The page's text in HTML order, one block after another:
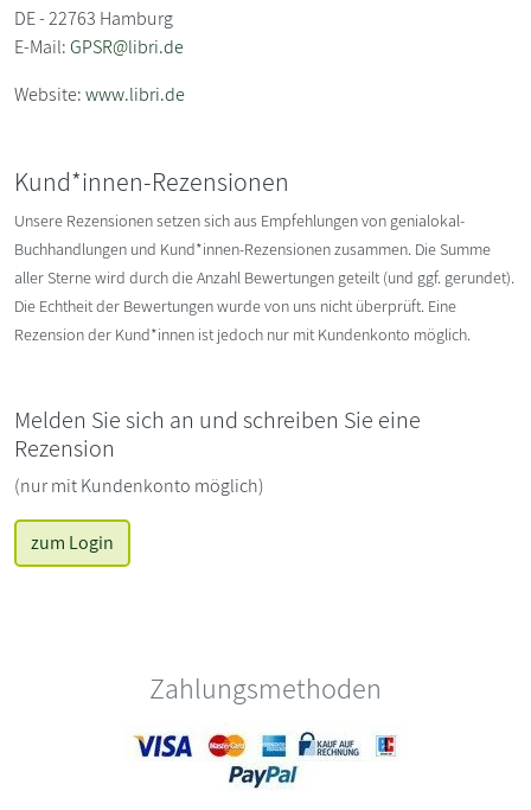
DE - 22763 Hamburg
E-Mail:GPSR@libri.de
Website:www.libri.de
Kund*innen-Rezensionen
Unsere Rezensionen setzen sich aus Empfehlungen von genialokal-
Buchhandlungen und Kund*innen-Rezensionen zusammen. Die Summe
aller Sterne wird durch die Anzahl Bewertungen geteilt (und ggf. gerundet).
Die Echtheit der Bewertungen wurde von uns nicht überprüft. Eine
Rezension der Kund*innen ist jedoch nur mit Kundenkonto möglich.
Melden Sie sich an und schreiben Sie eine
Rezension
(nur mit Kundenkonto möglich)
zum Login
Zahlungsmethoden